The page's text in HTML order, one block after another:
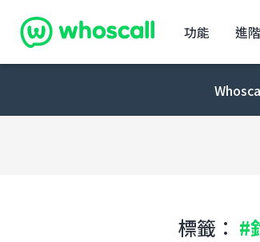
功能 進
標籤： #